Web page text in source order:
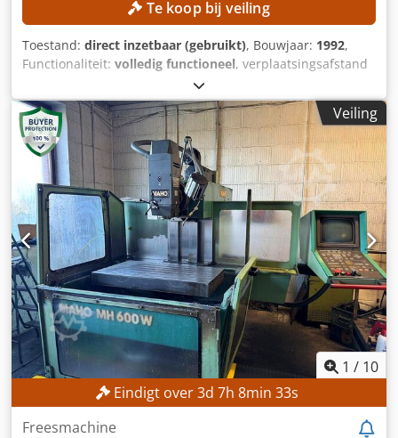
Te koop bij veiling
Toestand: direct inzetbaar (gebruikt), Bouwjaar: 1992,
Functionaliteit: volledig functioneel, verplaatsingsafstand
, verplaatsing Y-as:
verplaatsingsafstand Z-as:420 mm, spilsnelheid (max.):
4.000 rpm , controller model:Heidenhain 407
, Geen
minimumprijs – gegarandeerde verkoop tegen het hoogste
bod! TECHNISCHE GEGEVENS Verplaatsing X-as: 600 mm
Verplaatsing Y-as: 400 mm Verplaatsing Z-as: 420 mm
Spindeltoerental max.: 4.000 toeren/min
Gereedschapshouder: SK 40 Afstand spindel tot tafel: 127–
567 mm Dkodjzpxfhepfx Aqujr Spindeldiameter voorste
lager: 55 mm MACHINEGEGEVENS Besturing: Heidenhain
407 UITRUSTING Handwiel Netwerkaansluiting
Veiling
1 / 10
Eindigt over3d 7h 8min 31s
Freesmachine